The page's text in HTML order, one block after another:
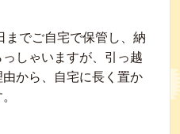
までご自宅で保管し、納
しゃいますが、引っ越
から、自宅に長く置か